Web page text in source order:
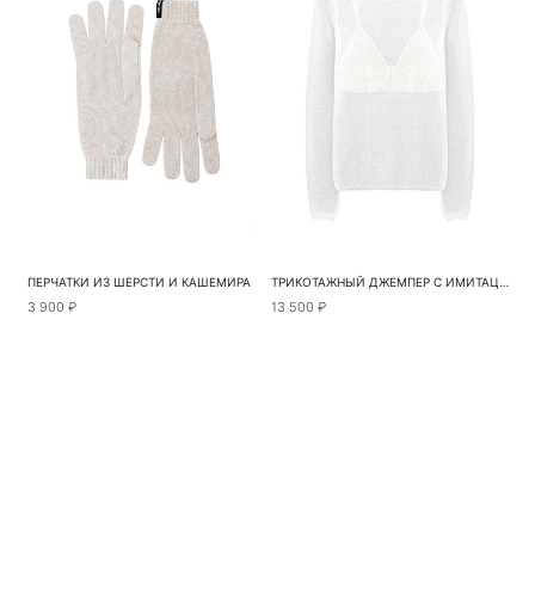
ПЕРЧАТКИ ИЗ ШЕРСТИ И КАШЕМИРА
3 900 ₽
ТРИКОТАЖНЫЙ ДЖЕМПЕР С ИМИТАЦИЕЙ БЮСТЬЕ
13 500 ₽